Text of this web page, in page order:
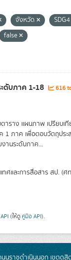
จังหวัด SDG4
false
ดับภาค 1-18 616
ตาราง แผนภาพ เปรียบเ
1 ภาค เพื่อตอบวัตถุประ
านระดับภาค...
ทศและการสื่อสาร สป. (ศ
API (ให้ดู คู่มือ API).
นราชดำเนินนอก เขตดุ